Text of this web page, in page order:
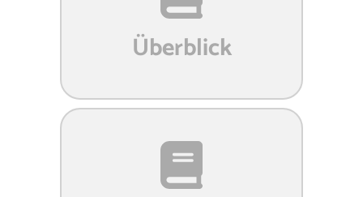
Überblick